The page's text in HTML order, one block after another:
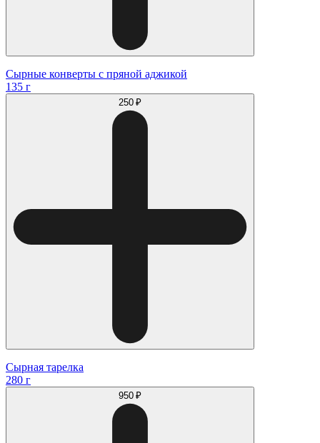
Сырные конверты с пряной аджикой
135 г
250 ₽
Сырная тарелка
280 г
950 ₽